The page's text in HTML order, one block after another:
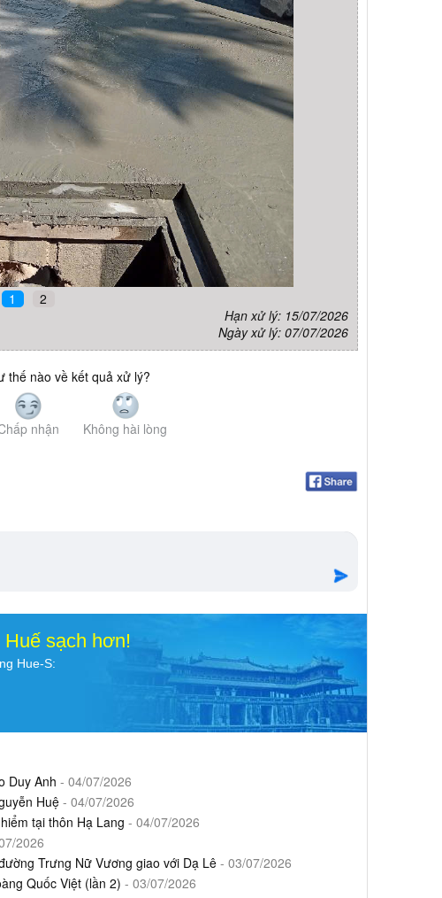
1
2
Hạn xử lý: 15/07/2026
Ngày xử lý: 07/07/2026
thế nào về kết quả xử lý?
nhận Không hài lòng
sạch hơn!
Hue-S:
Duy Anh - 04/07/2026
Huệ - 04/07/2026
tại thôn Hạ Lang - 04/07/2026
2026
Trưng Nữ Vương giao với Dạ Lê - 03/07/2026
Quốc Việt (lần 2) - 03/07/2026